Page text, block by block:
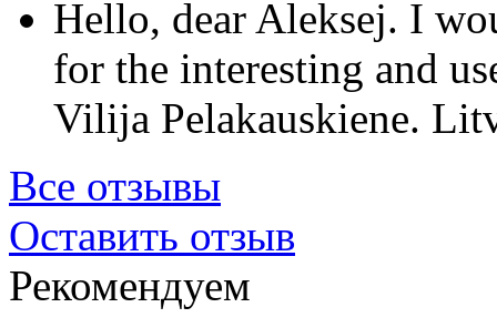
Hello, dear Aleksej. I
for the interesting and
Vilija Pelakauskiene.
Все отзывы
Оставить отзыв
Рекомендуем